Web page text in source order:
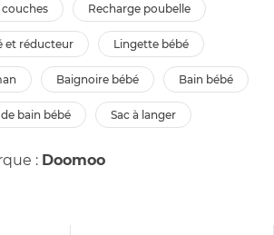
couches recharge poubelle
et réducteur lingette bébé
baignoire bébé bain bébé
de bain bébé sac à langer
: Doomoo